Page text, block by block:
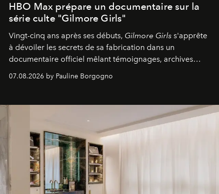
HBO Max prépare un documentaire sur la
série culte "Gilmore Girls"
Vingt-cinq ans après ses débuts, Gilmore Girls s'apprête
à dévoiler les secrets de sa fabrication dans un
documentaire officiel mêlant témoignages, archives
inédites et plongée dans les coulisses d'un phénomène
générationnel.
07.08.2026 by Pauline Borgogno